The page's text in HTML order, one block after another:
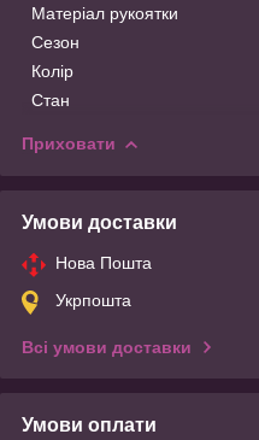
Матеріал рукоятки
Сезон
Колір
Стан
Приховати
Умови доставки
Нова Пошта
Укрпошта
Всі умови доставки
Умови оплати